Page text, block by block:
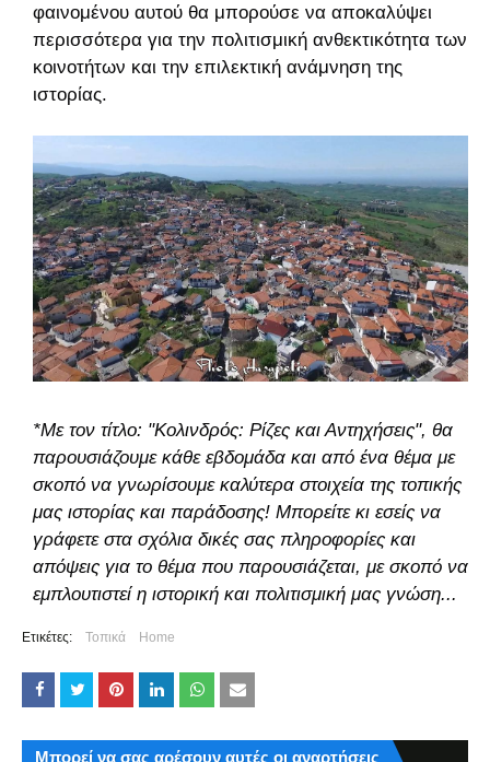
φαινομένου αυτού θα μπορούσε να αποκαλύψει
περισσότερα για την πολιτισμική ανθεκτικότητα των
κοινοτήτων και την επιλεκτική ανάμνηση της
ιστορίας.
*Με τον τίτλο: "Κολινδρός: Ρίζες και Αντηχήσεις", θα
παρουσιάζουμε κάθε εβδομάδα και από ένα θέμα με
σκοπό να γνωρίσουμε καλύτερα στοιχεία της τοπικής
μας ιστορίας και παράδοσης! Μπορείτε κι εσείς να
γράφετε στα σχόλια δικές σας πληροφορίες και
απόψεις για το θέμα που παρουσιάζεται, με σκοπό να
εμπλουτιστεί η ιστορική και πολιτισμική μας γνώση...
Ετικέτες: Τοπικά Home
Μπορεί να σας αρέσουν αυτές οι αναρτήσεις